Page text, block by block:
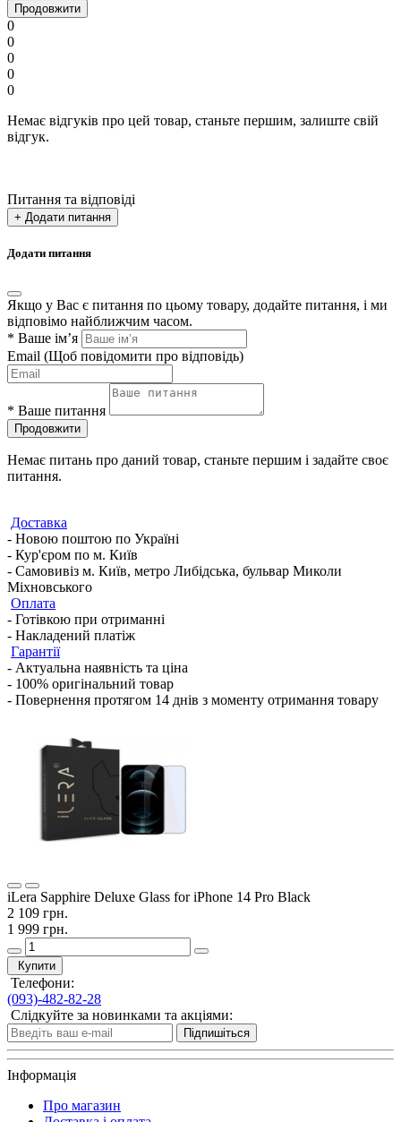
Продовжити
0
0
0
0
0
Немає відгуків про цей товар, станьте першим, залиште свій
відгук.
Питання та відповіді
+ Додати питання
Додати питання
Якщо у Вас є питання по цьому товару, додайте питання, і ми
відповімо найближчим часом.
* Ваше ім’я
Email (Щоб повідомити про відповідь)
* Ваше питання
Продовжити
Немає питань про даний товар, станьте першим і задайте своє
питання.
Доставка
- Новою поштою по Україні
- Кур'єром по м. Київ
- Самовивіз м. Київ, метро Либідська, бульвар Миколи
Міхновського
Оплата
- Готівкою при отриманні
- Накладений платіж
Гарантії
- Актуальна наявність та ціна
- 100% оригінальний товар
- Повернення протягом 14 днів з моменту отримання товару
iLera Sapphire Deluxe Glass for iPhone 14 Pro Black
2 109 грн.
1 999 грн.
Купити
Телефони:
(093)-482-82-28
Слідкуйте за новинками та акціями:
Підпишіться
Інформація
Про магазин